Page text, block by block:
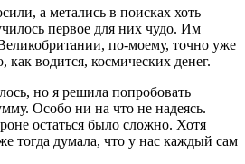
а метались в поисках хоть
первое для них чудо. Им
по-моему, точно уже
водится, космических денег.
но я решила попробовать
Особо ни на что не надеясь.
остаться было сложно. Хотя
тогда думала, что у нас каждый сам